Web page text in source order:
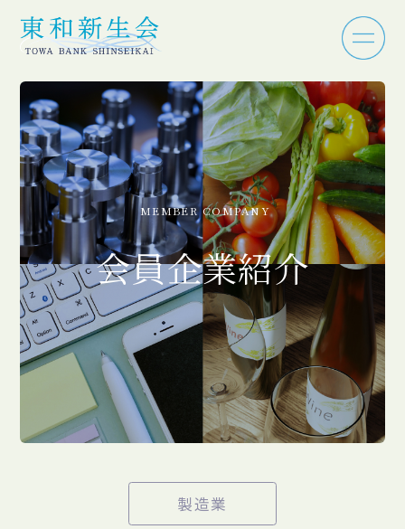
MEMBER COMPANY
会員企業紹介
製造業